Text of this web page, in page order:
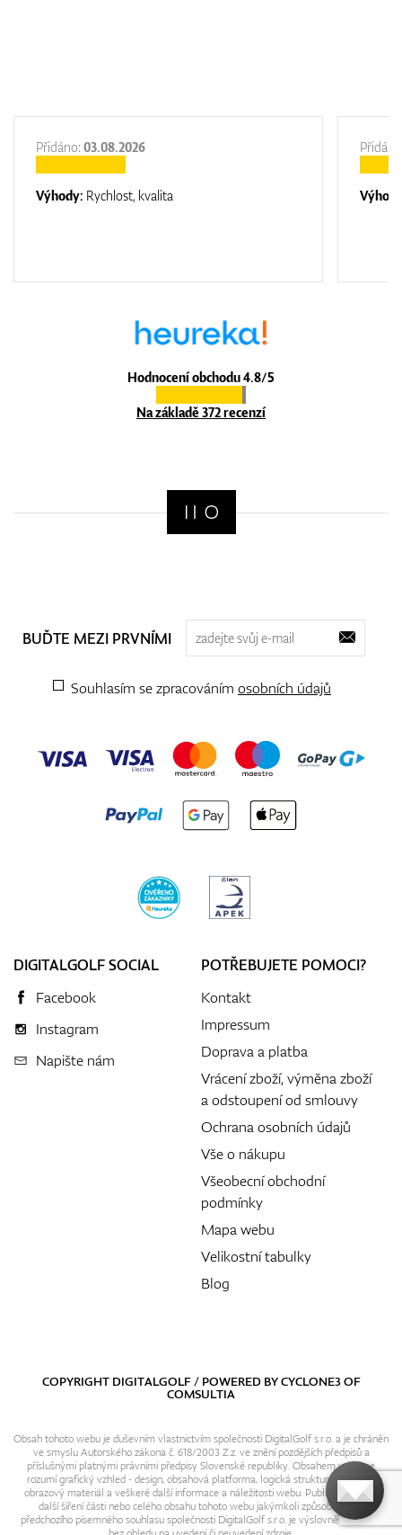
Hodnocení obchodu 4.8/5
Na základě 372 recenzí
Přidáno: 03.08.2026
Výhody: Rychlost, kvalita
BUĎTE MEZI PRVNÍMI
Souhlasím se zpracováním osobních údajů
DIGITALGOLF SOCIAL
Facebook
Instagram
Napište nám
POTŘEBUJETE POMOCI?
Kontakt
Impressum
Doprava a platba
Vrácení zboží, výměna zboží
a odstoupení od smlouvy
Ochrana osobních údajů
Vše o nákupu
Všeobecní obchodní
podmínky
Mapa webu
Velikostní tabulky
Blog
COPYRIGHT DIGITALGOLF / POWERED BYCYCLONE3OF
COMSULTIA
Obsah tohoto webu je duševním vlastnictvím společnosti DigitalGolf s.r.o. a je chráněn
ve smyslu Autorského zákona č. 618/2003 Z.z. ve znění pozdějších předpisů a
příslušnými platnými právními předpisy Slovenské republiky. Obsahem webu se
rozumí grafický vzhled - design, obsahová platforma, logická struktura, textový i
obrazový materiál a veškeré další informace a náležitosti webu. Publikování resp.
další šíření části nebo celého obsahu tohoto webu jakýmkoli způsobem bez
předchozího písemného souhlasu společnosti DigitalGolf s.r.o. je výslovně zakázáno